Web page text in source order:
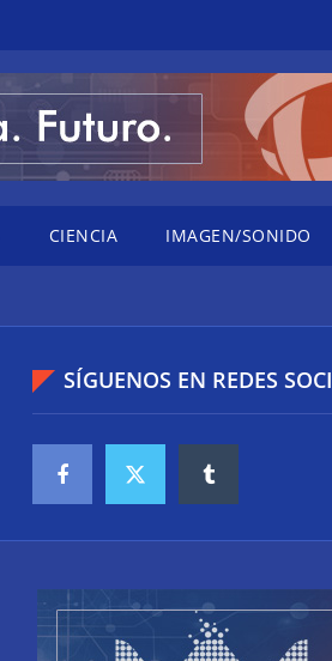
CIENCIA IMAGEN/SONIDO
SÍGUENOS EN REDES